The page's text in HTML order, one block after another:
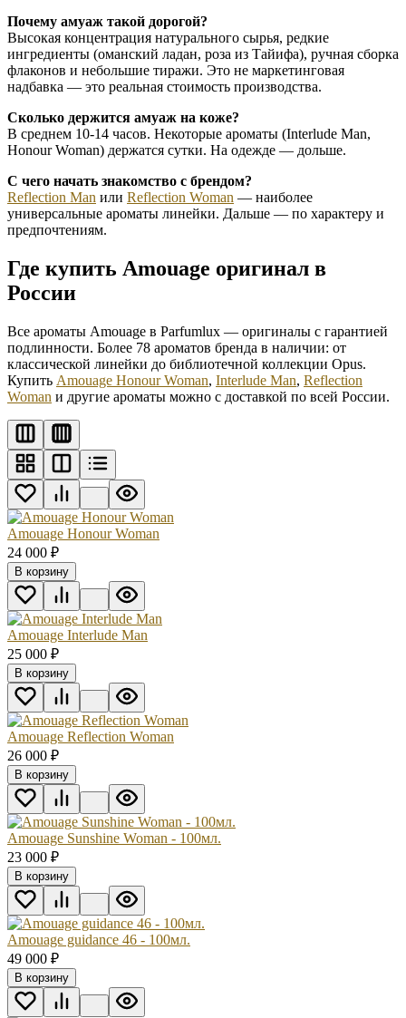
Почему амуаж такой дорогой?
Высокая концентрация натурального сырья, редкие
ингредиенты (оманский ладан, роза из Тайифа), ручная сборка
флаконов и небольшие тиражи. Это не маркетинговая
надбавка — это реальная стоимость производства.
Сколько держится амуаж на коже?
В среднем 10-14 часов. Некоторые ароматы (Interlude Man,
Honour Woman) держатся сутки. На одежде — дольше.
С чего начать знакомство с брендом?
Reflection Man или Reflection Woman — наиболее
универсальные ароматы линейки. Дальше — по характеру и
предпочтениям.
Где купить Amouage оригинал в
России
Все ароматы Amouage в Parfumlux — оригиналы с гарантией
подлинности. Более 78 ароматов бренда в наличии: от
классической линейки до библиотечной коллекции Opus.
Купить Amouage Honour Woman, Interlude Man, Reflection
Woman и другие ароматы можно с доставкой по всей России.
Amouage Honour Woman
24 000 ₽
В корзину
Amouage Interlude Man
25 000 ₽
В корзину
Amouage Reflection Woman
26 000 ₽
В корзину
Amouage Sunshine Woman - 100мл.
23 000 ₽
В корзину
Amouage guidance 46 - 100мл.
49 000 ₽
В корзину